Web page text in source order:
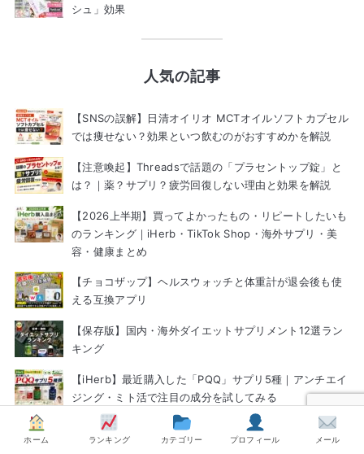
シュ」効果
人気の記事
【SNSの誤解】日清オイリオ MCTオイルソフトカプセル
では痩せない？効果といつ飲むのがおすすめかを解説
【注意喚起】Threadsで話題の「プラセントップ錠」と
は？｜薬？サプリ？疲労回復しない理由と効果を解説
【2026上半期】買ってよかったもの・リピートしたいも
のランキング｜iHerb・TikTok Shop・海外サプリ・美
容・健康まとめ
【チョコザップ】ヘルスウォッチと体重計が退会後も使
える互換アプリ
【保存版】国内・海外ダイエットサプリメント12選ラン
キング
【iHerb】最近購入した「PQQ」サプリ5種｜アンチエイ
ジング・ミト活で注目の成分を試してみる
【iHerb購入品】マルチビタミンどれがおすすめ？初心者
向け、性別・年齢別の選び方完全ガイド
ホーム ランキング カテゴリー プロフィール メール